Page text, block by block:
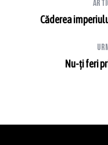
Căderea
Nu-ţi feri